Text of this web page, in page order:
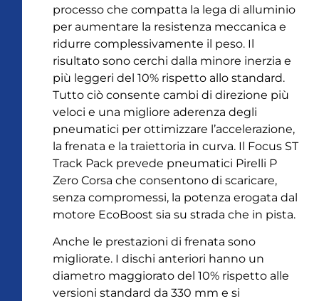
processo che compatta la lega di alluminio
per aumentare la resistenza meccanica e
ridurre complessivamente il peso. Il
risultato sono cerchi dalla minore inerzia e
più leggeri del 10% rispetto allo standard.
Tutto ciò consente cambi di direzione più
veloci e una migliore aderenza degli
pneumatici per ottimizzare l’accelerazione,
la frenata e la traiettoria in curva. Il Focus ST
Track Pack prevede pneumatici Pirelli P
Zero Corsa che consentono di scaricare,
senza compromessi, la potenza erogata dal
motore EcoBoost sia su strada che in pista.
Anche le prestazioni di frenata sono
migliorate. I dischi anteriori hanno un
diametro maggiorato del 10% rispetto alle
versioni standard da 330 mm e si